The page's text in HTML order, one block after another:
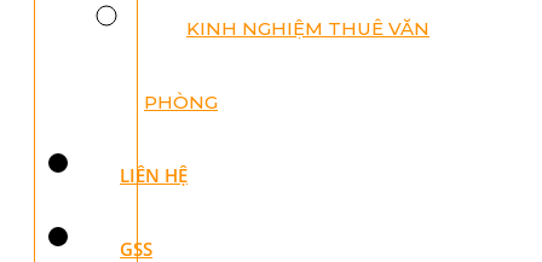
KINH NGHIỆM THUÊ VĂN
PHÒNG
LIÊN HỆ
GSS